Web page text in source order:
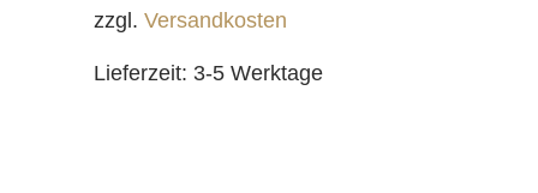
zzgl. Versandkosten
Lieferzeit: 3-5 Werktage